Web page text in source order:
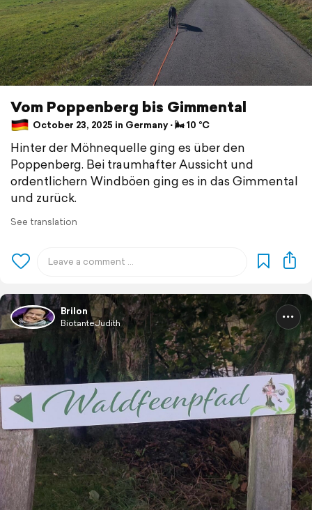
Vom Poppenberg bis Gimmental
October 23, 2025 in Germany ⋅ 🌬 10 °C
Hinter der Möhnequelle ging es über den
Poppenberg. Bei traumhafter Aussicht und
ordentlichern Windböen ging es in das Gimmental
und zurück.
See translation
Brilon
BiotanteJudith